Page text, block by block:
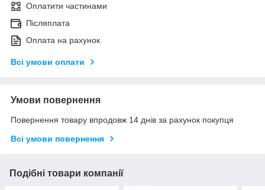
Оплатити частинами
Післяплата
Оплата на рахунок
Всі умови оплати
Умови повернення
Повернення товару впродовж 14 днів за рахунок покупця
Всі умови повернення
Подібні товари компанії